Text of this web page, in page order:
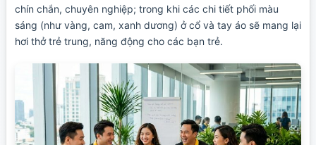
chín chắn, chuyên nghiệp; trong khi các chi tiết phối màu
sáng (như vàng, cam, xanh dương) ở cổ và tay áo sẽ mang lại
hơi thở trẻ trung, năng động cho các bạn trẻ.